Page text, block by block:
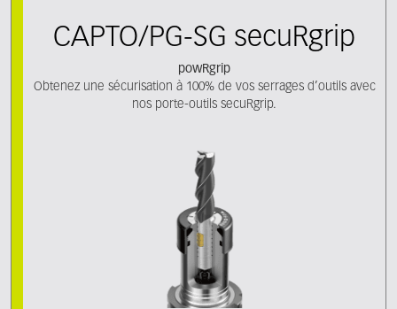
CAPTO/PG-SG secuRgrip
powRgrip
Obtenez une sécurisation à 100% de vos serrages d’outils avec
nos porte-outils secuRgrip.